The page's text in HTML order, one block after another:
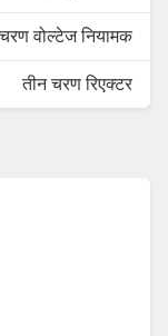
वोल्टेज नियामक
तीन चरण रिएक्टर